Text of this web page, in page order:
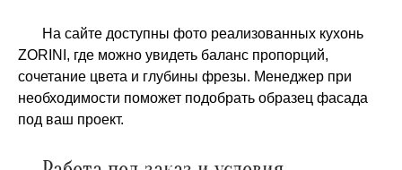
На сайте доступны фото реализованных кухонь
ZORINI, где можно увидеть баланс пропорций,
сочетание цвета и глубины фрезы. Менеджер при
необходимости поможет подобрать образец фасада
под ваш проект.